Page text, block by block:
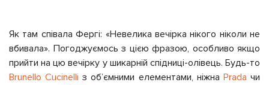
Як там співала Фергі: «Невелика вечірка нікого ніколи не
вбивала». Погоджуємось з цією фразою, особливо якщо
прийти на цю вечірку у шикарній спідниці-олівець. Будь-то
Brunello Cucinelli з об’ємними елементами, ніжна Prada чи